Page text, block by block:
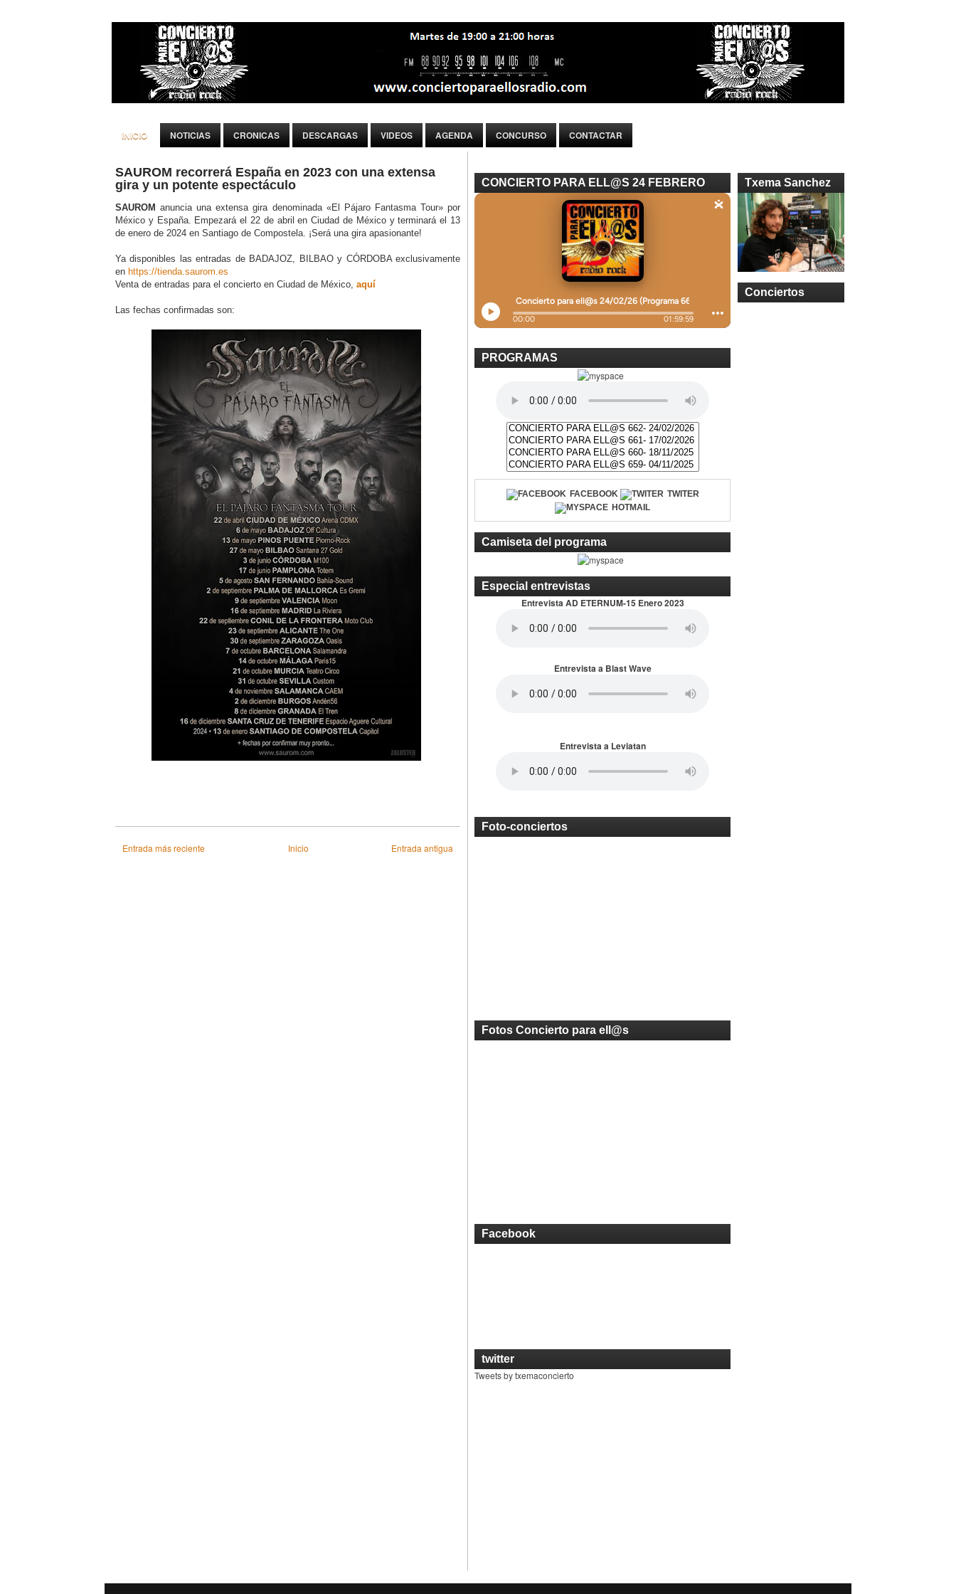
INICIO NOTICIAS CRONICAS DESCARGAS VIDEOS AGENDA CONCURSO CONTACTAR
SAUROM recorrerá España en 2023 con una extensa
gira y un potente espectáculo
SAUROM anuncia una extensa gira denominada «El Pájaro Fantasma Tour» por
México y España. Empezará el 22 de abril en Ciudad de México y terminará el 13
de enero de 2024 en Santiago de Compostela. ¡Será una gira apasionante!
Ya disponibles las entradas de BADAJOZ, BILBAO y CÓRDOBA exclusivamente
en https://tienda.saurom.es
Venta de entradas para el concierto en Ciudad de México, aquí
Las fechas confirmadas son:
Entrada más reciente Entrada antigua
Inicio
CONCIERTO PARA ELL@S 24 FEBRERO
PROGRAMAS
FACEBOOK
TWITER
HOTMAIL
Camiseta del programa
Especial entrevistas
Entrevista AD ETERNUM-15 Enero 2023
Entrevista a Blast Wave
Entrevista a Leviatan
Foto-conciertos
Fotos Concierto para ell@s
Facebook
twitter
Tweets by txemaconcierto
Txema Sanchez
Conciertos